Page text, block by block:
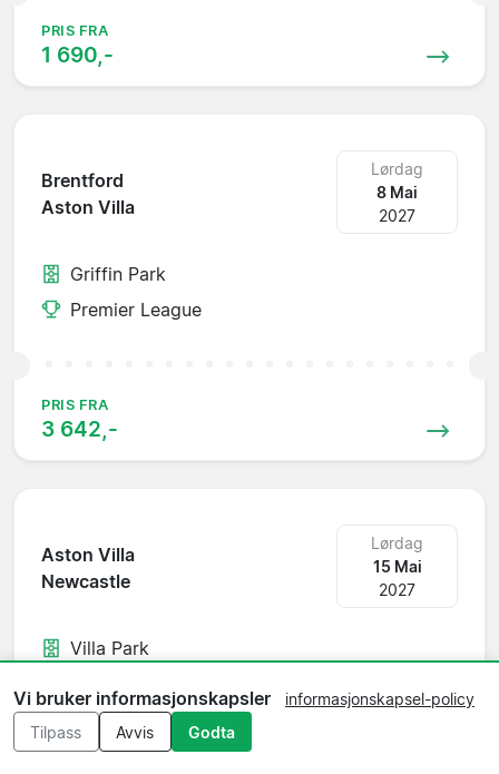
PRIS FRA
1 690,-
Brentford
Aston Villa
Lørdag
8 Mai
2027
Griffin Park
Premier League
PRIS FRA
3 642,-
Aston Villa
Newcastle
Lørdag
15 Mai
2027
Villa Park
Vi bruker informasjonskapsler
informasjonskapsel-policy
Tilpass
Avvis Godta